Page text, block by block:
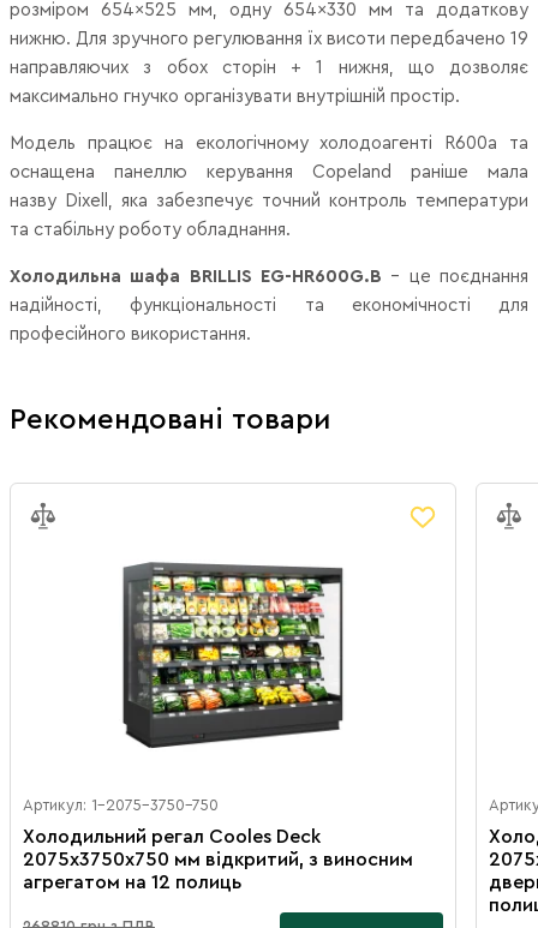
розміром
654×525 мм, одну
654×330 мм та додаткову
нижню. Для зручного регулювання їх висоти передбачено 19
направляючих з обох сторін + 1 нижня, що дозволяє
максимально гнучко організувати внутрішній простір.
Модель працює на екологічномухолодоагенті R600a та
оснащена панеллю керування Copeland
раніше мала
назву
Dixell , яка забезпечує точний контроль температури
та стабільну роботу обладнання.
Холодильна шафа BRILLIS EG-HR600G.B - це поєднання
надійності, функціональності та економічності для
професійного використання.
Рекомендовані товари
Артикул: 1-2075-3750-750
Холодильний регал Cooles Deck
2075х3750х750 мм відкритий, з виносним
агрегатом на 12 полиць